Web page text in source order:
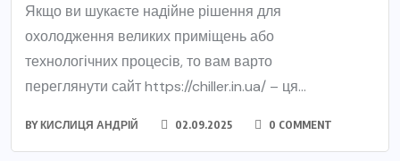
Якщо ви шукаєте надійне рішення для
охолодження великих приміщень або
технологічних процесів, то вам варто
переглянути сайт https://chiller.in.ua/ – ця...
BYКИСЛИЦЯ АНДРІЙ 02.09.2025 0 COMMENT